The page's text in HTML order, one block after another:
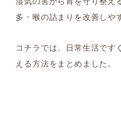
多・喉の詰まりを改善しや
コチラでは、日常生活です
える方法をまとめました。